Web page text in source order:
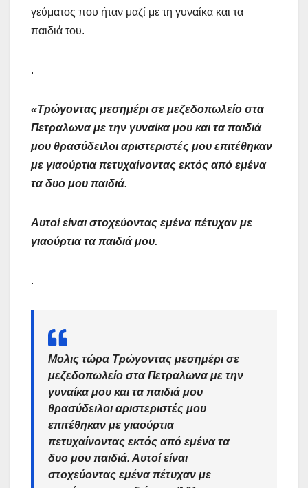
γεύματος που ήταν μαζί με τη γυναίκα και τα
παιδιά του.
.
«Τρώγοντας μεσημέρι σε μεζεδοπωλείο στα
Πετραλωνα με την γυναίκα μου και τα παιδιά
μου θρασύδειλοι αριστεριστές μου επιτέθηκαν
με γιαούρτια πετυχαίνοντας εκτός από εμένα
τα δυο μου παιδιά.
Αυτοί είναι στοχεύοντας εμένα πέτυχαν με
γιαούρτια τα παιδιά μου.
.
Μολις τώρα Τρώγοντας μεσημέρι σε
μεζεδοπωλείο στα Πετραλωνα με την
γυναίκα μου και τα παιδιά μου
θρασύδειλοι αριστεριστές μου
επιτέθηκαν με γιαούρτια
πετυχαίνοντας εκτός από εμένα τα
δυο μου παιδιά. Αυτοί είναι
στοχεύοντας εμένα πέτυχαν με